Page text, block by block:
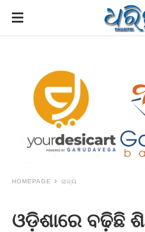
HOMEPAGE ରାଜ୍ୟ
ଓଡ଼ିଶାରେ ବଢ଼ିଛି